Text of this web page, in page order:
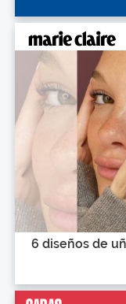
6 diseños de